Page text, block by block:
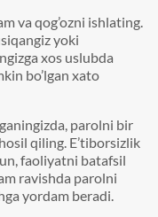
va qog’ozni ishlating.
yoki
xos uslubda
bo’lgan xato
parolni bir
qiling. E’tiborsizlik
faoliyatni batafsil
ravishda parolni
yordam beradi.